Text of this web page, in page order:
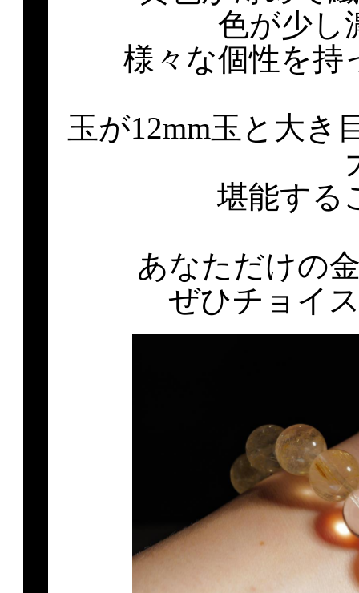
色が少し
様々な個性を持
玉が12mm玉と大き
堪能する
あなただけの
ぜひチョイ